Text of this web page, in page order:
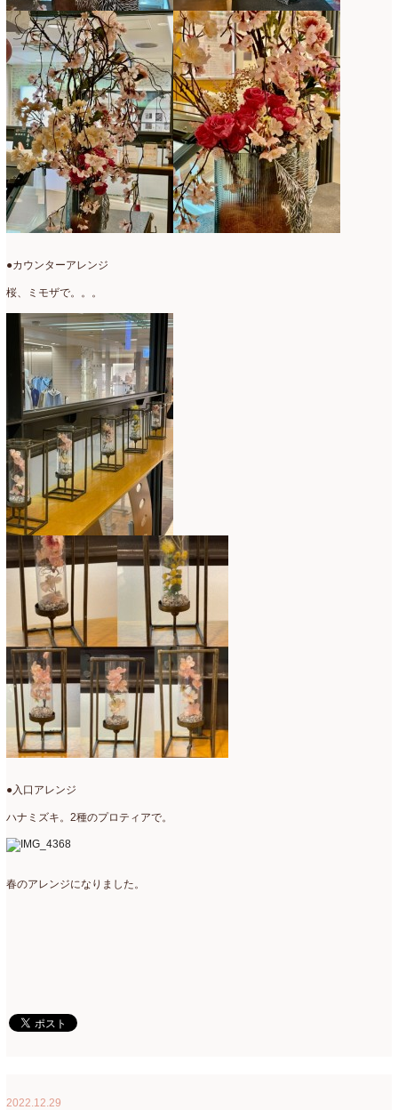
●カウンターアレンジ
桜、ミモザで。。。
●入口アレンジ
ハナミズキ。2種のプロティアで。
春のアレンジになりました。
2022.12.29